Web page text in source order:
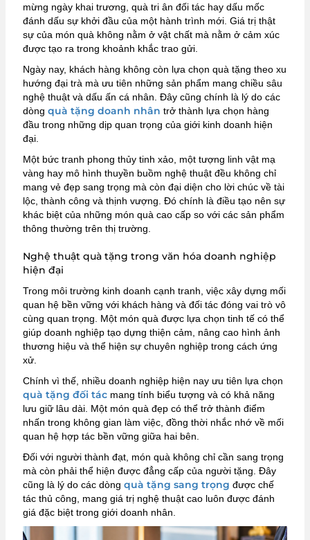
mừng ngày khai trương, quà tri ân đối tác hay dấu mốc
đánh dấu sự khởi đầu của một hành trình mới. Giá trị thật
sự của món quà không nằm ở vật chất mà nằm ở cảm xúc
được tạo ra trong khoảnh khắc trao gửi.
Ngày nay, khách hàng không còn lựa chọn quà tặng theo xu
hướng đại trà mà ưu tiên những sản phẩm mang chiều sâu
nghệ thuật và dấu ấn cá nhân. Đây cũng chính là lý do các
dòng quà tặng doanh nhân trở thành lựa chọn hàng
đầu trong những dịp quan trọng của giới kinh doanh hiện
đại.
Một bức tranh phong thủy tinh xảo, một tượng linh vật mạ
vàng hay mô hình thuyền buồm nghệ thuật đều không chỉ
mang vẻ đẹp sang trọng mà còn đại diện cho lời chúc về tài
lộc, thành công và thịnh vượng. Đó chính là điều tạo nên sự
khác biệt của những món quà cao cấp so với các sản phẩm
thông thường trên thị trường.
Nghệ thuật quà tặng trong văn hóa doanh nghiệp
hiện đại
Trong môi trường kinh doanh cạnh tranh, việc xây dựng mối
quan hệ bền vững với khách hàng và đối tác đóng vai trò vô
cùng quan trọng. Một món quà được lựa chọn tinh tế có thể
giúp doanh nghiệp tạo dựng thiện cảm, nâng cao hình ảnh
thương hiệu và thể hiện sự chuyên nghiệp trong cách ứng
xử.
Chính vì thế, nhiều doanh nghiệp hiện nay ưu tiên lựa chọn
quà tặng đối tác mang tính biểu tượng và có khả năng
lưu giữ lâu dài. Một món quà đẹp có thể trở thành điểm
nhấn trong không gian làm việc, đồng thời nhắc nhớ về mối
quan hệ hợp tác bền vững giữa hai bên.
Đối với người thành đạt, món quà không chỉ cần sang trọng
mà còn phải thể hiện được đẳng cấp của người tặng. Đây
cũng là lý do các dòng quà tặng sang trọng được chế
tác thủ công, mang giá trị nghệ thuật cao luôn được đánh
giá đặc biệt trong giới doanh nhân.